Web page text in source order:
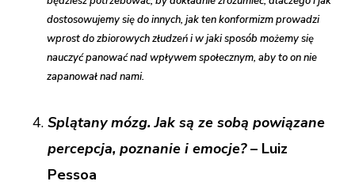
dostosowujemy się do innych, jak ten konformizm prowadzi
wprost do zbiorowych złudzeń i w jaki sposób możemy się
nauczyć panować nad wpływem społecznym, aby to on nie
zapanował nad nami.
Splątany mózg. Jak są ze sobą powiązane
percepcja, poznanie i emocje?– Luiz
Pessoa